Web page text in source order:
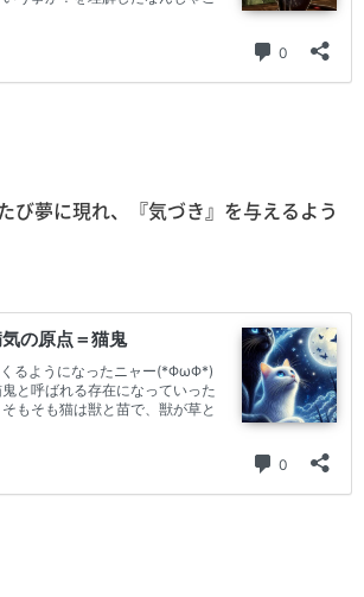
び夢に現れ、『気づき』を与えるよう